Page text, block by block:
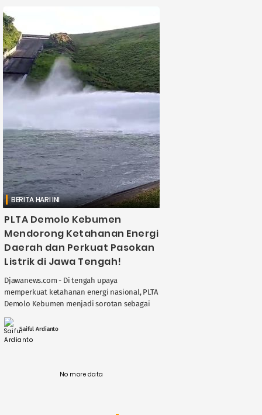
BERITA HARI INI
PLTA Demolo Kebumen
Mendorong Ketahanan Energi
Daerah dan Perkuat Pasokan
Listrik di Jawa Tengah!
Djawanews.com - Di tengah upaya
memperkuat ketahanan energi nasional, PLTA
Demolo Kebumen menjadi sorotan sebagai
berperan dalam penyediaan listrik ....
Saiful Ardianto
No more data